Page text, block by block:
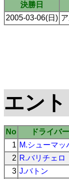
決勝日
2005-03-06(日)
エン
No ドライバー
1 M.シューマッ
2 R.バリチェロ
3 J.バトン